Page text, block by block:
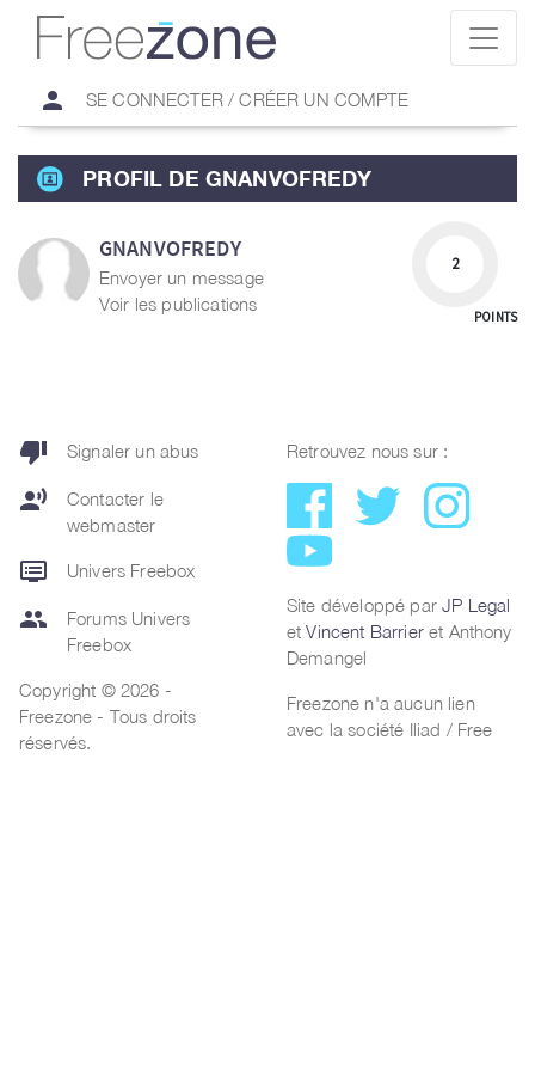
person SE CONNECTER / CRÉER UN COMPTE
PROFIL DE GNANVOFREDY
GNANVOFREDY
Envoyer un message
Voir les publications
2
POINTS
thumb_down Signaler un abus
record_voice_over
Contacter le
webmaster
dvr Univers Freebox
group
Forums Univers
Freebox
Copyright © 2026 -
Freezone - Tous droits
réservés.
Retrouvez nous sur :
Site développé parJP Legal
etVincent Barrieret Anthony
Demangel
Freezone n'a aucun lien
avec la société Iliad / Free